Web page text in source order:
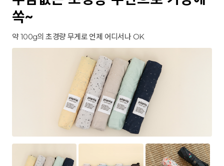
쏙~
약 100g의 초경량 무게로 언제 어디서나 OK